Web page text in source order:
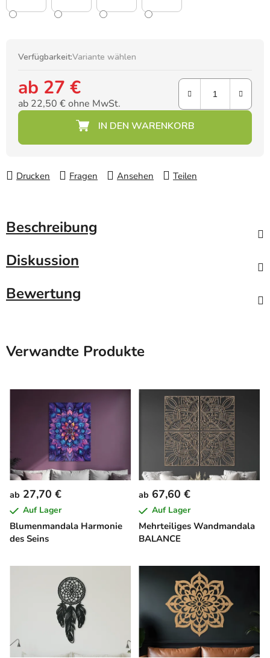
Verfügbarkeit:Variante wählen
ab 27 €
ab 22,50 €ohne MwSt.
Verkaufspreis:
Drucken Fragen Ansehen Teilen
Beschreibung
Diskussion
Bewertung
Verwandte Produkte
Blumenmandala Harmonie
des Seins
ab 27,70 €
Auf Lager
Mehrteiliges Wandmandala
BALANCE
ab 67,60 €
Auf Lager